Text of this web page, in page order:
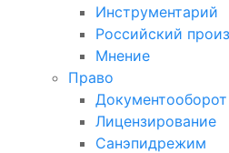
Инструментарий
Российский
Мнение
Право
Документооборот
Лицензирование
Санэпидрежим